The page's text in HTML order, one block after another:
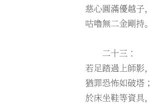
慈心圓滿優越子，
咕嚕無二金剛持。
二十三：
若足踏過上師影，
猶罪恐怖如破塔；
於床坐鞋等資具，